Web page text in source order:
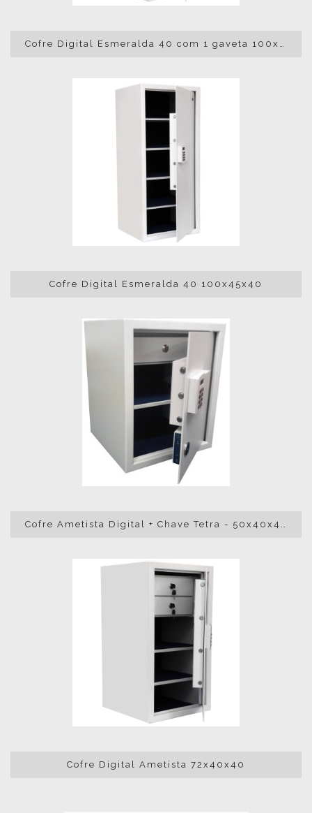
Cofre Digital Esmeralda 40 com 1 gaveta 100x45x40
Cofre Digital Esmeralda 40 100x45x40
Cofre Ametista Digital + Chave Tetra - 50x40x40
Cofre Digital Ametista 72x40x40